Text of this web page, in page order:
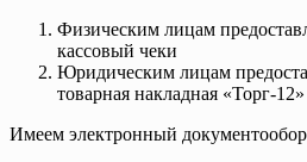
Физическим лицам
кассовый чеки
Юридическим лицам
товарная накладная «Торг-
Имеем электронный